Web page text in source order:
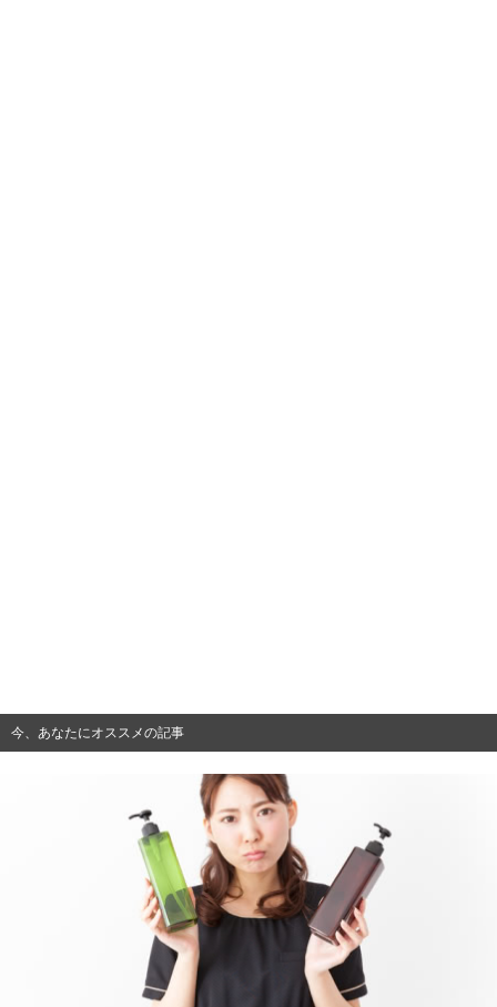
今、あなたにオススメの記事